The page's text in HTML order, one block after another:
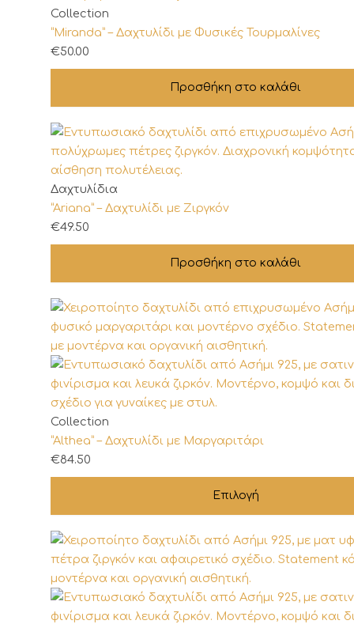
να
επιλεγούν
στη
Collection
“Miranda” – Δαχτυλίδι με Φυσικές Τουρμαλίνες
€50.00
Προσθήκη στο καλάθι
Δαχτυλίδια
“Ariana” – Δαχτυλίδι με Ζιργκόν
€49.50
Προσθήκη στο καλάθι
Collection
“Althea” – Δαχτυλίδι με Μαργαριτάρι
€84.50
Επιλογή
Αυτό
το
προϊόν
έχει
παραλλαγές.
Οι
επιλογές
μπορούν
να
επιλεγούν